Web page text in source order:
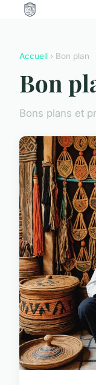
Accueil › Bon plan
Bon
Bons plans et